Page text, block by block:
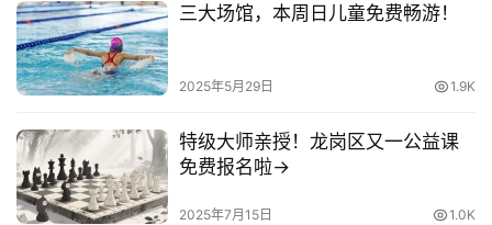
三大场馆，本周日儿童免费畅游！
2025年5月29日 1.9K
特级大师亲授！龙岗区又一公益课
免费报名啦→
2025年7月15日 1.0K